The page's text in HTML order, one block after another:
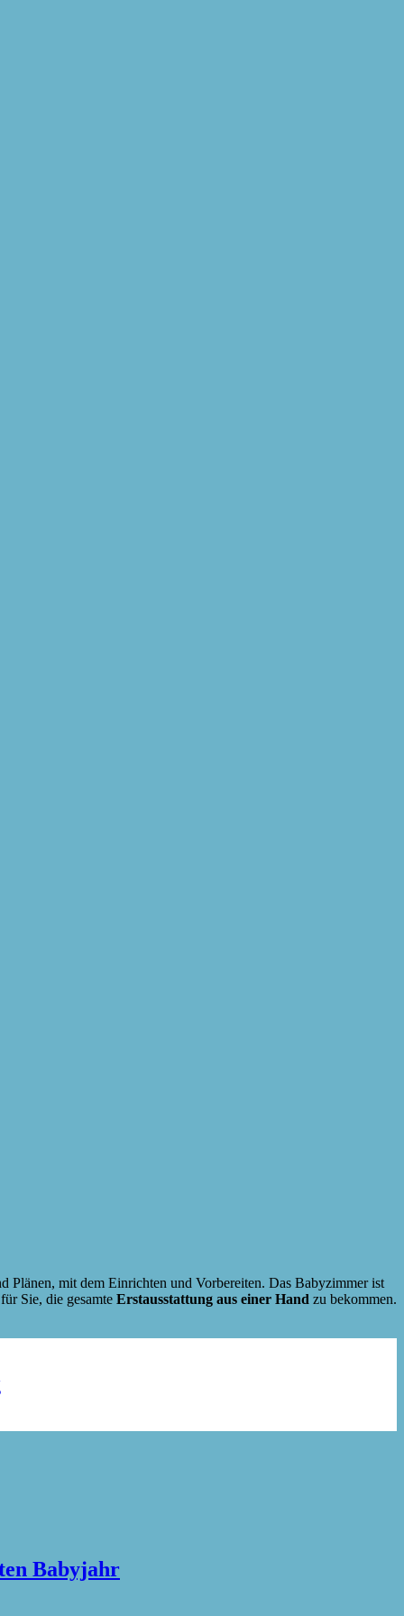
mit dem Einrichten und Vorbereiten. Das Babyzimmer ist
Sie, die gesamte Erstausstattung aus einer Hand zu bekommen.
Babyjahr